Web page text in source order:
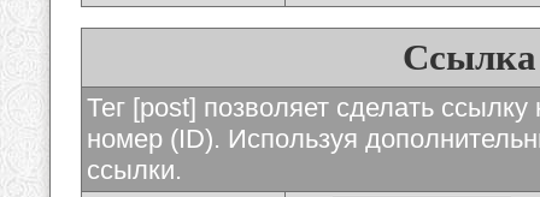
Ссылка
Тег [post] позволяет сделать
номер (ID). Используя
ссылки.